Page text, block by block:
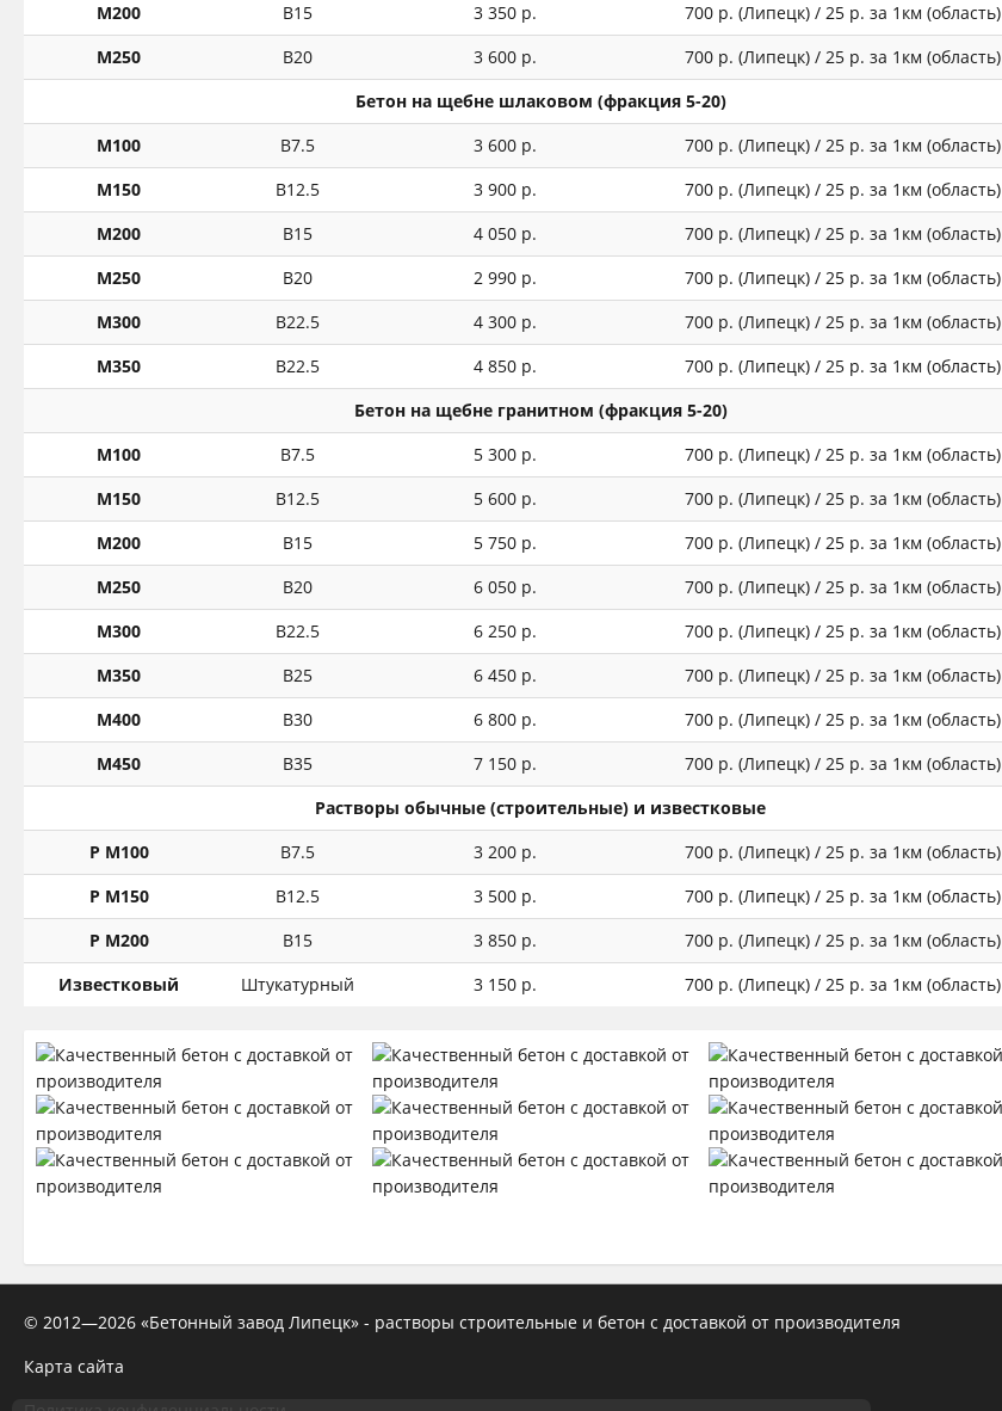
М200
В15 3 350 р.
700 р. (Липецк) / 25 р. за 1км (область)
М250
В20 3 600 р.
700 р. (Липецк) / 25 р. за 1км (область)
Бетон на щебне шлаковом (фракция 5-20)
М100
В7.5 3 600 р.
700 р. (Липецк) / 25 р. за 1км (область)
М150
В12.5 3 900 р.
700 р. (Липецк) / 25 р. за 1км (область)
М200
В15 4 050 р.
700 р. (Липецк) / 25 р. за 1км (область)
М250
В20 2 990 р.
700 р. (Липецк) / 25 р. за 1км (область)
М300
В22.5 4 300 р.
700 р. (Липецк) / 25 р. за 1км (область)
М350
В22.5 4 850 р.
700 р. (Липецк) / 25 р. за 1км (область)
Бетон на щебне гранитном (фракция 5-20)
М100
В7.5 5 300 р.
700 р. (Липецк) / 25 р. за 1км (область)
М150
В12.5 5 600 р.
700 р. (Липецк) / 25 р. за 1км (область)
М200
В15 5 750 р.
700 р. (Липецк) / 25 р. за 1км (область)
М250
В20 6 050 р.
700 р. (Липецк) / 25 р. за 1км (область)
М300
В22.5 6 250 р.
700 р. (Липецк) / 25 р. за 1км (область)
М350
В25 6 450 р.
700 р. (Липецк) / 25 р. за 1км (область)
М400
В30 6 800 р.
700 р. (Липецк) / 25 р. за 1км (область)
М450
В35 7 150 р.
700 р. (Липецк) / 25 р. за 1км (область)
Растворы обычные (строительные) и известковые
Р М100
В7.5 3 200 р.
700 р. (Липецк) / 25 р. за 1км (область)
Р М150
В12.5 3 500 р.
700 р. (Липецк) / 25 р. за 1км (область)
Р М200
В15 3 850 р.
700 р. (Липецк) / 25 р. за 1км (область)
Известковый
Штукатурный 3 150 р. 700 р. (Липецк) / 25 р. за 1км (область)
© 2012—2026 «Бетонный завод Липецк» - растворы строительные и бетон с доставкой от производителя
Карта сайта